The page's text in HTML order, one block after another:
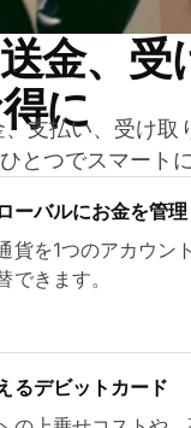
金、受
に
支払い、受け取
とつでスマートに
ー⁠バ⁠ルにお金を管理
貨を1つのアカウン
できます。
るデビットカード